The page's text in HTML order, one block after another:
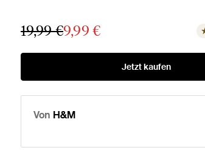
19,99 €9,99 €
Jetzt kaufen
Von H&M